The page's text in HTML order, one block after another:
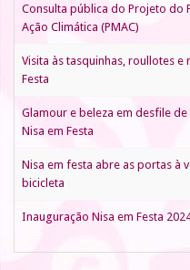
Consulta pública do Projeto do
Ação Climática (PMAC)
Visita às tasquinhas, roullotes e
Festa
Glamour e beleza em desfile
Nisa em Festa
Nisa em festa abre as portas à
bicicleta
Inauguração Nisa em Festa